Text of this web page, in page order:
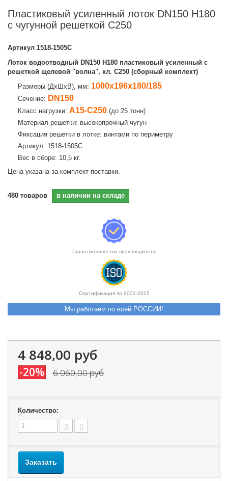
Пластиковый усиленный лоток DN150 H180
с чугунной решеткой C250
Артикул 1518-1505C
Лоток водоотводный DN150 H180 пластиковый усиленный с
решеткой щелевой "волна", кл. C250 (сборный комплект)
Размеры (ДхШхВ), мм: 1000х196х180/185
Сечение: DN150
Класс нагрузки: A15-C250 (до 25 тонн)
Материал решетки: высокопрочный чугун
Фиксация решетки в лотке: винтами по периметру
Артикул: 1518-1505C
Вес в сборе: 10,5 кг.
Цена указана за комплект поставки.
480 товаров в наличии на складе
Гарантия качества производителя
Сертификация по 9001-2015
Мы работаем по всей РОССИИ!
4 848,00 руб
-20% 6 060,00 руб
Количество:
Заказать